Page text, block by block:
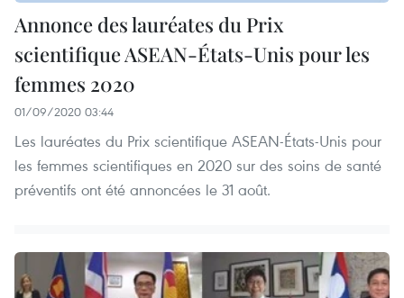
Annonce des lauréates du Prix
scientifique ASEAN-États-Unis pour les
femmes 2020
01/09/2020 03:44
Les lauréates du Prix scientifique ASEAN-États-Unis pour
les femmes scientifiques en 2020 sur des soins de santé
préventifs ont été annoncées le 31 août.